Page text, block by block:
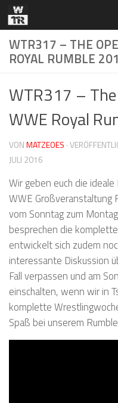
Zum Inhalt springen
WTR317 – THE
ROYAL RUMBLE
WTR317 –
WWE Royal
VONMATZEOES ·
JULI 2016
Wir geben euch die
WWE Großveranstaltung
vom Sonntag zum
besprechen die
entwickelt sich zudem
interessante Diskussion
Fall verpassen und am
einschalten, wenn wir in
komplette
Spaß bei unserem